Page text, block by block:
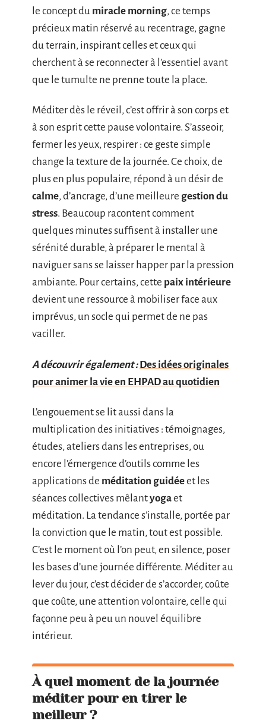
le concept du miracle morning, ce temps
précieux matin réservé au recentrage, gagne
du terrain, inspirant celles et ceux qui
cherchent à se reconnecter à l’essentiel avant
que le tumulte ne prenne toute la place.
Méditer dès le réveil, c’est offrir à son corps et
à son esprit cette pause volontaire. S’asseoir,
fermer les yeux, respirer : ce geste simple
change la texture de la journée. Ce choix, de
plus en plus populaire, répond à un désir de
calme, d’ancrage, d’une meilleure gestion du
stress. Beaucoup racontent comment
quelques minutes suffisent à installer une
sérénité durable, à préparer le mental à
naviguer sans se laisser happer par la pression
ambiante. Pour certains, cette paix intérieure
devient une ressource à mobiliser face aux
imprévus, un socle qui permet de ne pas
vaciller.
A découvrir également : Des idées originales
pour animer la vie en EHPAD au quotidien
L’engouement se lit aussi dans la
multiplication des initiatives : témoignages,
études, ateliers dans les entreprises, ou
encore l’émergence d’outils comme les
applications de méditation guidéeet les
séances collectives mêlantyogaet
méditation. La tendance s’installe, portée par
la conviction que le matin, tout est possible.
C’est le moment où l’on peut, en silence, poser
les bases d’une journée différente. Méditer au
lever du jour, c’est décider de s’accorder, coûte
que coûte, une attention volontaire, celle qui
façonne peu à peu un nouvel équilibre
intérieur.
À quel moment de la journée
méditer pour en tirer le
meilleur ?